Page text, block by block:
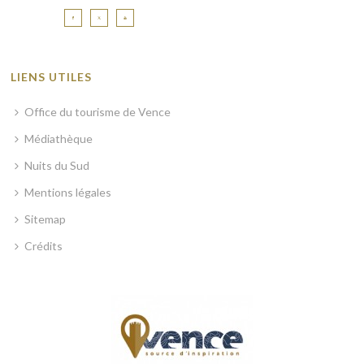
LIENS UTILES
Office du tourisme de Vence
Médiathèque
Nuits du Sud
Mentions légales
Sitemap
Crédits